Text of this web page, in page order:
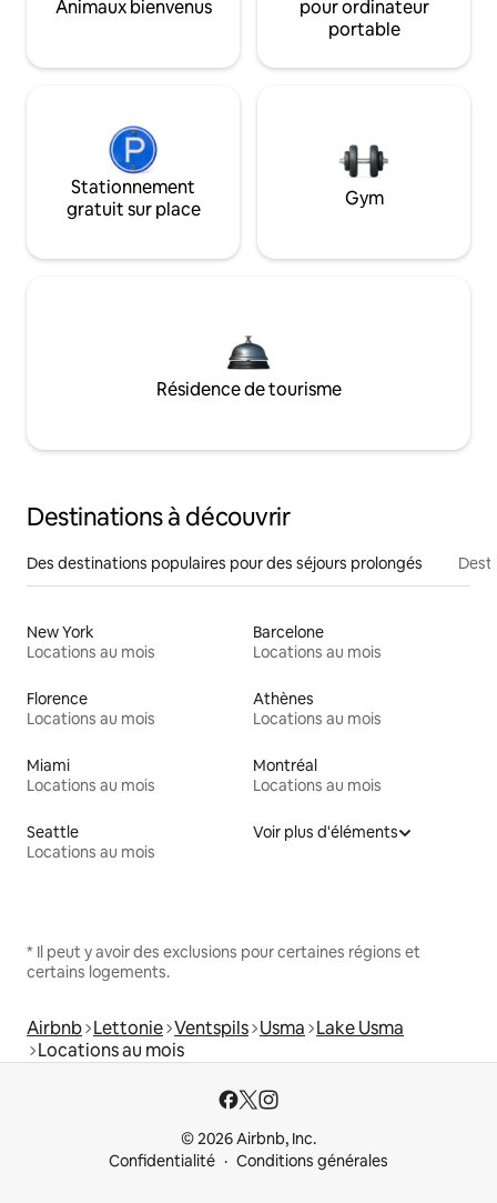
Animaux bienvenus
pour ordinateur
portable
Stationnement
gratuit sur place
Gym
Résidence de tourisme
Destinations à découvrir
Des destinations populaires pour des séjours prolongés
New York
Locations au mois
Barcelone
Locations au mois
Florence
Locations au mois
Athènes
Locations au mois
Miami
Locations au mois
Montréal
Locations au mois
Seattle
Locations au mois
Voir plus d'éléments
* Il peut y avoir des exclusions pour certaines régions et
certains logements.
Airbnb Lettonie Ventspils Usma Lake Usma
Locations au mois
© 2026 Airbnb, Inc.
Confidentialité
Conditions générales